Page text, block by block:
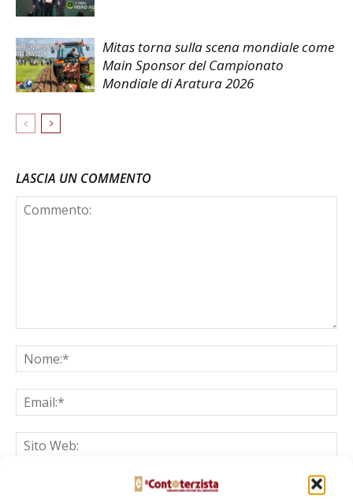
Mitas torna sulla scena mondiale come
Main Sponsor del Campionato
Mondiale di Aratura 2026
LASCIA UN COMMENTO
Salva il mio nome, email e sito web in questo browser per la